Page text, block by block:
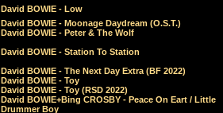
David BOWIE - Low
David BOWIE - Moonage Daydream (O.S.T.)
David BOWIE - Peter & The Wolf
David BOWIE - Station To Station
David BOWIE - The Next Day Extra (BF 2022)
David BOWIE - Toy
David BOWIE - Toy (RSD 2022)
David BOWIE+Bing CROSBY - Peace On Eart / Little
Drummer Boy